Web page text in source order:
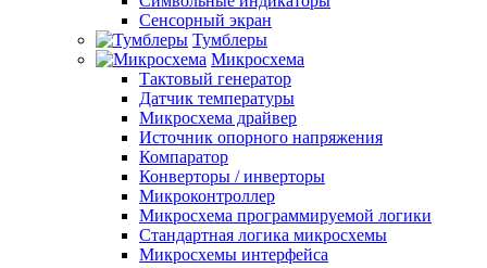
Сенсорный экран
Тумблеры
Микросхема
Тактовый генератор
Датчик температуры
Микросхема драйвер
Источник опорного напряжения
Компаратор
Конверторы / инверторы
Микроконтроллер
Микросхема программируемой логики
Стандартная логика микросхемы
Микросхемы интерфейса